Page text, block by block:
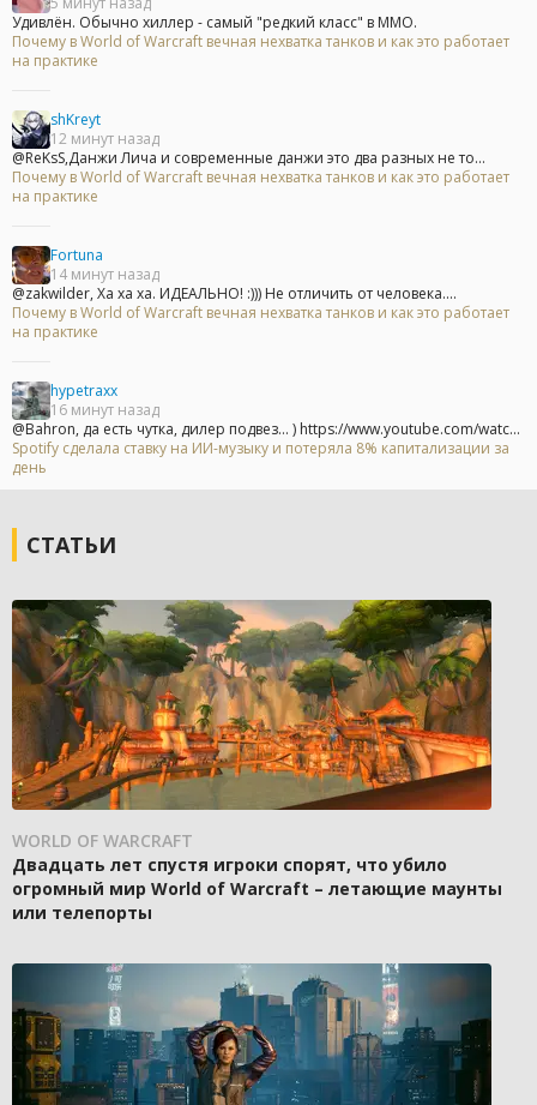
Удивлён. Обычно хиллер - самый "редкий класс" в ММО.
Почему в World of Warcraft вечная нехватка танков и как это работает
на практике
shKreyt
12 минут назад
@ReKsS,Данжи Лича и современные данжи это два разных не то...
Почему в World of Warcraft вечная нехватка танков и как это работает
на практике
Fortuna
14 минут назад
@zakwilder, Ха ха ха. ИДЕАЛЬНО! :))) Не отличить от человека....
Почему в World of Warcraft вечная нехватка танков и как это работает
на практике
hypetraxx
16 минут назад
@Bahron, да есть чутка, дилер подвез... ) https://www.youtube.com/watc...
Spotify сделала ставку на ИИ-музыку и потеряла 8% капитализации за
день
СТАТЬИ
WORLD OF WARCRAFT
Двадцать лет спустя игроки спорят, что убило
огромный мир World of Warcraft – летающие маунты
или телепорты